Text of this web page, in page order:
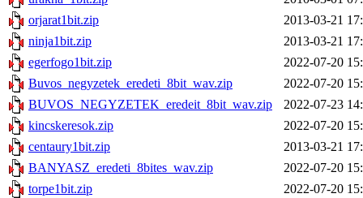
orjarat1bit.zip
2013-03-21
ninja1bit.zip
2013-03-21
egerfogo1bit.zip
2022-07-20
Buvos_negyzetek_eredeti_8bit_wav.zip
2022-07-20
BUVOS_NEGYZETEK_eredeit_8bit_wav.zip
2022-07-23
kincskeresok.zip
2022-07-20
centaury1bit.zip
2013-03-21
BANYASZ_eredeti_8bites_wav.zip
2022-07-20
torpe1bit.zip
2022-07-20